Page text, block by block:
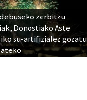
zerbitzu
Donostiako Aste
su-artifizialez gozatu